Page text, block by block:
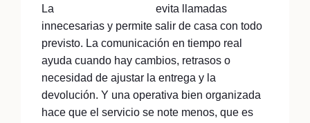
La
evita llamadas
innecesarias y permite salir de casa con todo
previsto. La comunicación en tiempo real
ayuda cuando hay cambios, retrasos o
necesidad de ajustar la entrega y la
devolución. Y una operativa bien organizada
hace que el servicio se note menos, que es